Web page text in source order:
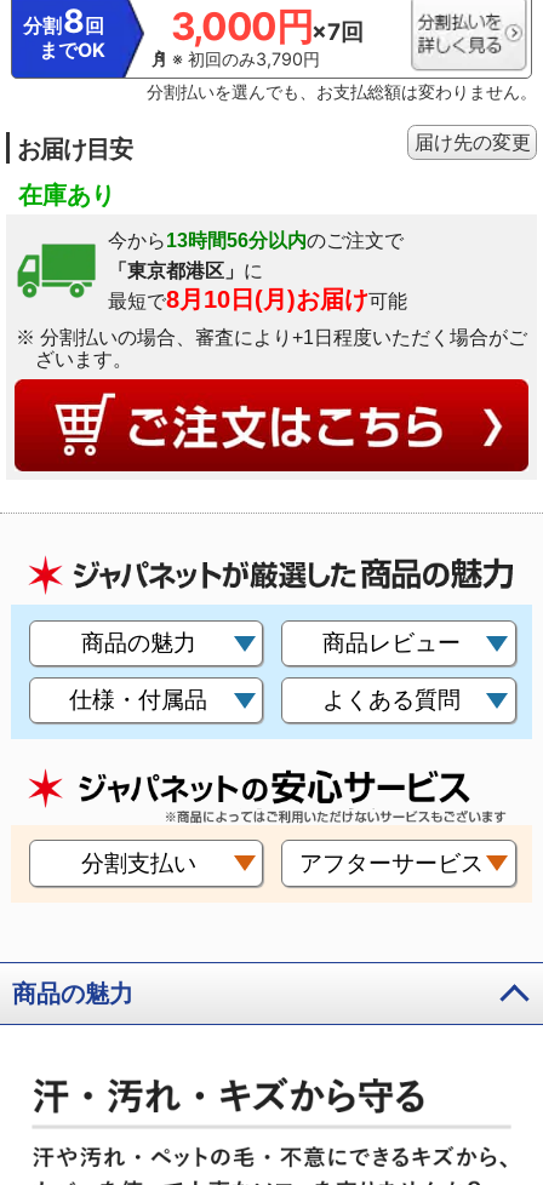
分割 8 回
までOK
3,000円×7回
※ 初回のみ3,790円
分割払いを選んでも、お支払総額は変わりません。
お届け目安
在庫あり
今から13時間56分以内のご注文で
「東京都港区」 に
最短で8月10日(月)お届け可能
※ 分割払いの場合、審査により+1日程度いただく場合がご
ざいます。
届け先の変更
商品の魅力 商品レビュー
仕様・付属品 よくある質問
分割支払い アフターサービス
商品の魅力